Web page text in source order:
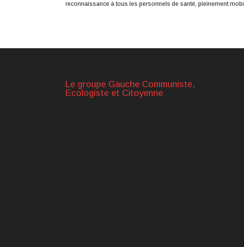
reconnaissance à tous les personnels de santé, pleinement
Le groupe Gauche Communiste,
Ecologiste et Citoyenne